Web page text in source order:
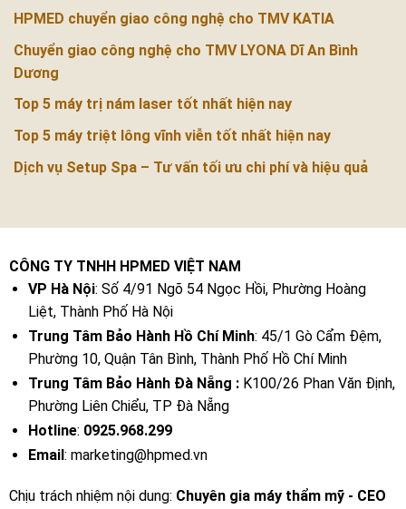
HPMED chuyển giao công nghệ cho TMV KATIA
Chuyển giao công nghệ cho TMV LYONA Dĩ An Bình
Dương
Top 5 máy trị nám laser tốt nhất hiện nay
Top 5 máy triệt lông vĩnh viễn tốt nhất hiện nay
Dịch vụ Setup Spa – Tư vấn tối ưu chi phí và hiệu quả
CÔNG TY TNHH HPMED VIỆT NAM
VP Hà Nội: Số 4/91 Ngõ 54 Ngọc Hồi, Phường Hoàng
Liệt, Thành Phố Hà Nội
Trung Tâm Bảo Hành Hồ Chí Minh: 45/1 Gò Cẩm Đệm,
Phường 10, Quận Tân Bình, Thành Phố Hồ Chí Minh
Trung Tâm Bảo Hành Đà Nẵng :K100/26 Phan Văn Định,
Phường Liên Chiểu, TP Đà Nẵng
Hotline: 0925.968.299
Email: marketing@hpmed.vn
Chịu trách nhiệm nội dung: Chuyên gia máy thẩm mỹ - CEO